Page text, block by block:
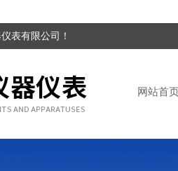
表有限公司！
网站首